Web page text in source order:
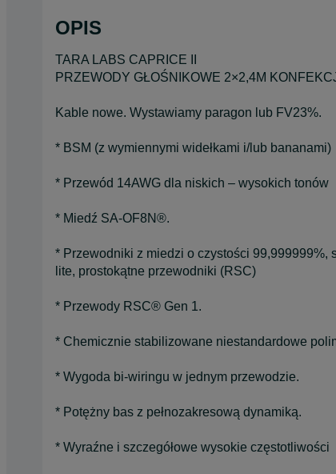
OPIS
TARA LABS CAPRICE II
PRZEWODY GŁOŚNIKOWE 2×2,4M
Kable nowe. Wystawiamy paragon lub FV23%.
* BSM (z wymiennymi widełkami i/lub bananami)
* Przewód 14AWG dla niskich – wysokich tonów
* Miedź SA-OF8N®.
* Przewodniki z miedzi o czystości
lite, prostokątne przewodniki (RSC)
* Przewody RSC® Gen 1.
* Chemicznie stabilizowane niestandardowe
* Wygoda bi-wiringu w jednym przewodzie.
* Potężny bas z pełnozakresową dynamiką.
* Wyraźne i szczegółowe wysokie częstotliwości